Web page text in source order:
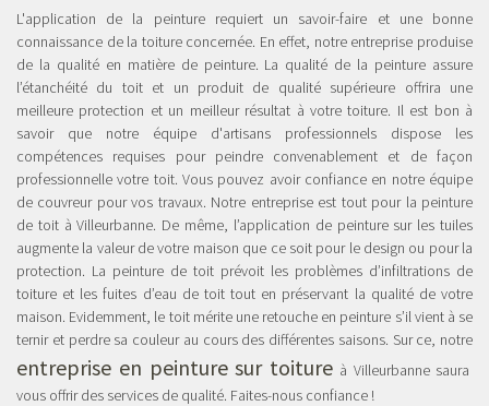
L'application de la peinture requiert un savoir-faire et une bonne
connaissance de la toiture concernée. En effet, notre entreprise produise
de la qualité en matière de peinture. La qualité de la peinture assure
l’étanchéité du toit et un produit de qualité supérieure offrira une
meilleure protection et un meilleur résultat à votre toiture. Il est bon à
savoir que notre équipe d'artisans professionnels dispose les
compétences requises pour peindre convenablement et de façon
professionnelle votre toit. Vous pouvez avoir confiance en notre équipe
de couvreur pour vos travaux. Notre entreprise est tout pour la peinture
de toit à Villeurbanne. De même, l’application de peinture sur les tuiles
augmente la valeur de votre maison que ce soit pour le design ou pour la
protection. La peinture de toit prévoit les problèmes d’infiltrations de
toiture et les fuites d’eau de toit tout en préservant la qualité de votre
maison. Evidemment, le toit mérite une retouche en peinture s’il vient à se
ternir et perdre sa couleur au cours des différentes saisons. Sur ce, notre
entreprise en peinture sur toiture à Villeurbanne saura
vous offrir des services de qualité. Faites-nous confiance !